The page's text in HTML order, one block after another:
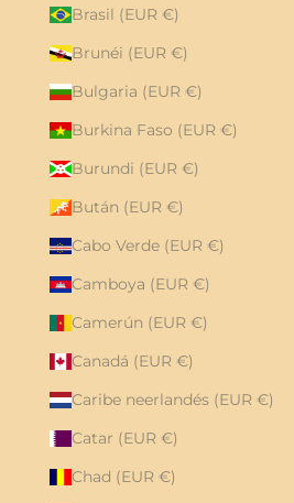
Brasil (EUR €)
Brunéi (EUR €)
Bulgaria (EUR €)
Burkina Faso (EUR €)
Burundi (EUR €)
Bután (EUR €)
Cabo Verde (EUR €)
Camboya (EUR €)
Camerún (EUR €)
Canadá (EUR €)
Caribe neerlandés (EUR €)
Catar (EUR €)
Chad (EUR €)